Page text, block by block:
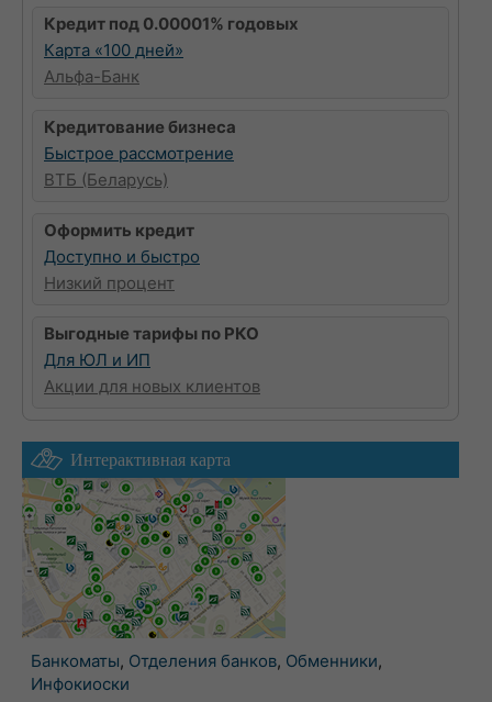
Кредит под 0.00001% годовых
Карта «100 дней»
Альфа-Банк
Кредитование бизнеса
Быстрое рассмотрение
ВТБ (Беларусь)
Оформить кредит
Доступно и быстро
Низкий процент
Выгодные тарифы по РКО
Для ЮЛ и ИП
Акции для новых клиентов
Интерактивная карта
Банкоматы, Отделения банков, Обменники,
Инфокиоски